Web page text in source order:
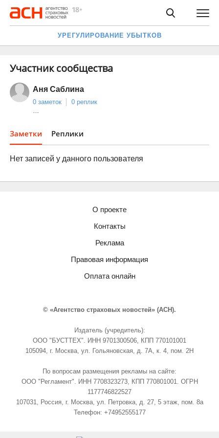
УРЕГУЛИРОВАНИЕ УБЫТКОВ
Участник сообщества
Аня Саблина
0 заметок
0 реплик
…
Заметки Реплики
Нет записей у данного пользователя
О проекте
Контакты
Реклама
Правовая информация
Оплата онлайн
© «Агентство страховых новостей» (АСН).
Издатель (учредитель):
ООО "БУСТТЕХ". ИНН 9701300506, КПП 770101001
105094, г. Москва, ул. Гольяновская, д. 7А, к. 4, пом. 2Н
По вопросам размещения рекламы на сайте:
ООО "Регламент". ИНН 7708323273, КПП 770801001. ОГРН
1177746822527
107031, Россия, г. Москва, ул. Петровка, д. 27, 5 этаж, пом. 8а
Телефон: +74952555177